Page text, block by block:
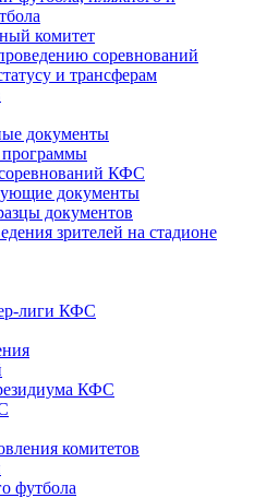
комитет
соревнований
и трансферам
документы
программы
КФС
документы
документов
зрителей на стадионе
лиги КФС
КФС
комитетов
футбола